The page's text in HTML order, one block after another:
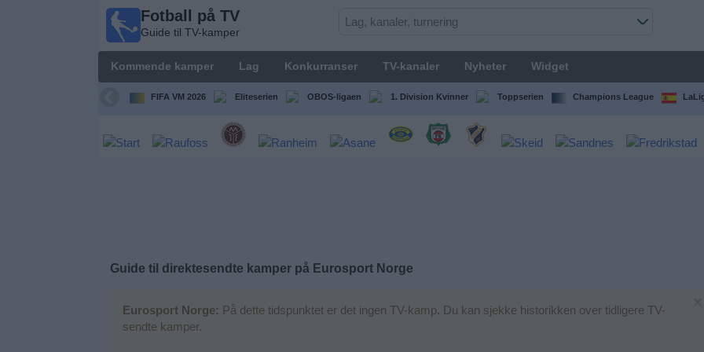
Fotball på TV
Guide til TV-kamper
Kommende kamper Lag Konkurranser TV-kanaler Nyheter Widget
FIFA VM 2026 Eliteserien OBOS-ligaen 1. Division Kvinner Toppserien Champions League
Guide til direktesendte kamper på Eurosport Norge
Eurosport Norge: På dette tidspunktet er det ingen TV-kamp. Du kan sjekke historikken over tidligere TV-
sendte kamper.